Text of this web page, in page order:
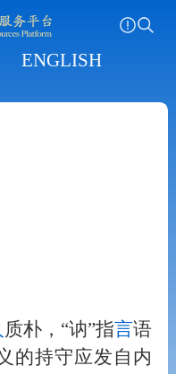
ENGLISH
质朴，“讷”指言语
的持守应发自内